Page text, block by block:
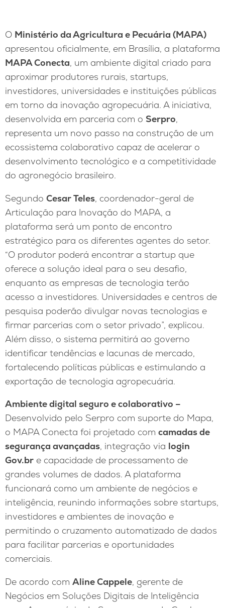
O Ministério da Agricultura e Pecuária (MAPA)
apresentou oficialmente, em Brasília, a plataforma
MAPA Conecta, um ambiente digital criado para
aproximar produtores rurais, startups,
investidores, universidades e instituições públicas
em torno da inovação agropecuária. A iniciativa,
desenvolvida em parceria com o Serpro,
representa um novo passo na construção de um
ecossistema colaborativo capaz de acelerar o
desenvolvimento tecnológico e a competitividade
do agronegócio brasileiro.
Segundo Cesar Teles, coordenador-geral de
Articulação para Inovação do MAPA, a
plataforma será um ponto de encontro
estratégico para os diferentes agentes do setor.
“O produtor poderá encontrar a startup que
oferece a solução ideal para o seu desafio,
enquanto as empresas de tecnologia terão
acesso a investidores. Universidades e centros de
pesquisa poderão divulgar novas tecnologias e
firmar parcerias com o setor privado”, explicou.
Além disso, o sistema permitirá ao governo
identificar tendências e lacunas de mercado,
fortalecendo políticas públicas e estimulando a
exportação de tecnologia agropecuária.
Ambiente digital seguro e colaborativo –
Desenvolvido pelo Serpro com suporte do Mapa,
o MAPA Conecta foi projetado com camadas de
segurança avançadas, integração via login
Gov.br e capacidade de processamento de
grandes volumes de dados. A plataforma
funcionará como um ambiente de negócios e
inteligência, reunindo informações sobre startups,
investidores e ambientes de inovação e
permitindo o cruzamento automatizado de dados
para facilitar parcerias e oportunidades
comerciais.
De acordo com Aline Cappele, gerente de
Negócios em Soluções Digitais de Inteligência